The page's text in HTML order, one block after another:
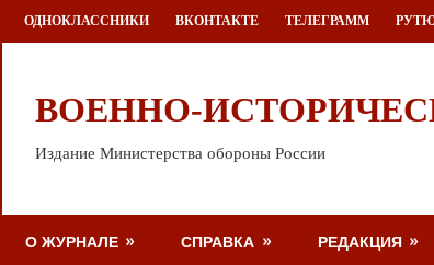
Перейти
к
ОДНОКЛАССНИКИ ВКОНТАКТЕ ТЕЛЕГРАММ
ВОЕННО-
Издание Министерства обороны России
О ЖУРНАЛЕ СПРАВКА РЕДАКЦИЯ